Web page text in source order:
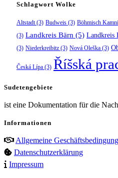
Schlagwort Wolke
Altstadt(3) Budweis (3) Böhmisch
(3) Landkreis Bärn (5) Landkreis
(3) Niederkreibitz (3) Nová Oleška (3)
Česká Lípa (3) Říšská
Sudetengebiete
ist eine Dokumentation für die
Informationen
Allgemeine
Datenschutzerklärung
Impressum